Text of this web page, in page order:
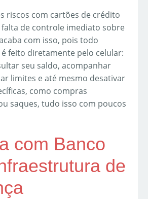
riscos com cartões de crédito
de controle imediato sobre
com isso, pois todo
feito diretamente pelo celular:
seu saldo, acompanhar
limites e até mesmo desativar
como compras
saques, tudo isso com poucos
com Banco
de